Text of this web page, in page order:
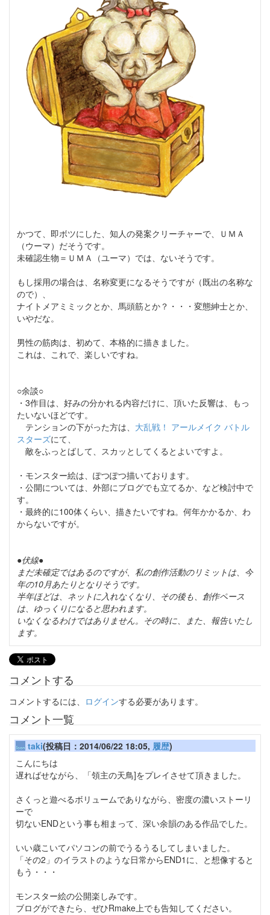
かつて、即ボツにした、知人の発案クリーチャーで、ＵＭＡ
（ウーマ）だそうです。
未確認生物＝ＵＭＡ（ユーマ）では、ないそうです。
もし採用の場合は、名称変更になるそうですが（既出の名称な
ので）、
ナイトメアミミックとか、馬頭筋とか？・・・変態紳士とか、
いやだな。
男性の筋肉は、初めて、本格的に描きました。
これは、これで、楽しいですね。
○余談○
・3作目は、好みの分かれる内容だけに、頂いた反響は、もっ
たいないほどです。
テンションの下がった方は、 大乱戦！ アールメイク バトル
スターズにて、
敵をふっとばして、スカッとしてくるとよいですよ。
・モンスター絵は、ぽつぽつ描いております。
・公開については、外部にブログでも立てるか、など検討中で
す。
・最終的に100体くらい、描きたいですね。何年かかるか、わ
からないですが。
●伏線●
まだ未確定ではあるのですが、私の創作活動のリミットは、今
年の10月あたりとなりそうです。
半年ほどは、ネットに入れなくなり、その後も、創作ペース
は、ゆっくりになると思われます。
いなくなるわけではありません。その時に、また、報告いたし
ます。
コメントする
コメントするには、 ログインする必要があります。
コメント一覧
taki(投稿日：2014/06/22 18:05, 履歴)
こんにちは
遅ればせながら、「領主の天鳥]をプレイさせて頂きました。
さくっと遊べるボリュームでありながら、密度の濃いストーリ
ーで
切ないENDという事も相まって、深い余韻のある作品でした。
いい歳こいてパソコンの前でうるうるしてしまいました。
「その2」のイラストのような日常からEND1に、と想像すると
もう・・・
モンスター絵の公開楽しみです。
ブログができたら、ぜひRmake上でも告知してください。